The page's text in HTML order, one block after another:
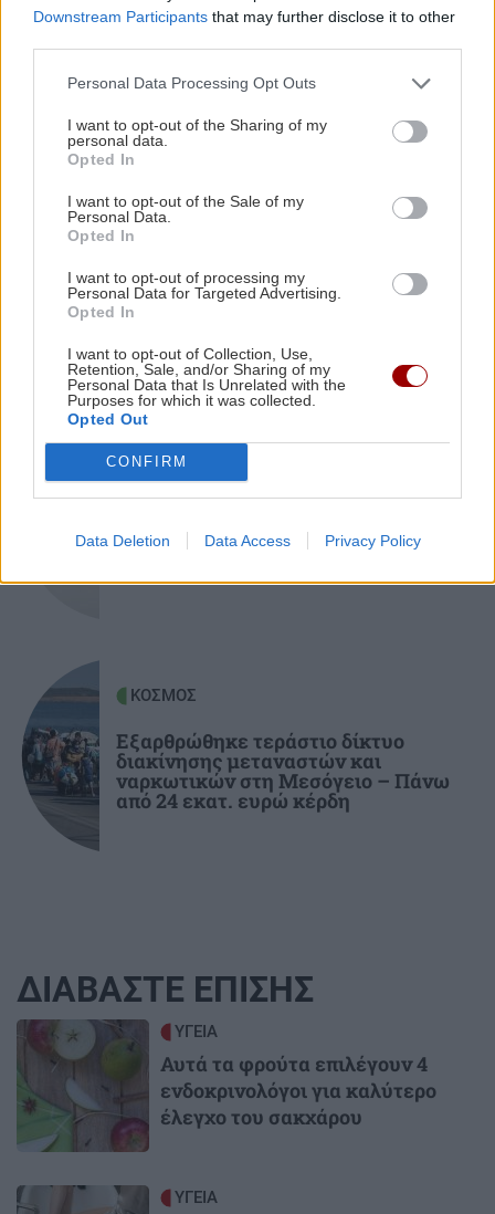
Downstream Participants that may further disclose it to other
Personal Data Processing Opt Outs
I want to opt-out of the Sharing of my
personal data.
Opted In
I want to opt-out of the Sale of my
Personal Data.
Opted In
I want to opt-out of processing my
Personal Data for Targeted Advertising.
Opted In
I want to opt-out of Collection, Use,
Retention, Sale, and/or Sharing of my
Personal Data that Is Unrelated with the
Purposes for which it was collected.
Opted Out
CONFIRM
Data Deletion Data Access Privacy Policy
21:35
ΚΟΣΜΟΣ
Το ταξίδι με το τρένο που θα σας μείνει
ΚΟΣΜΟΣ
Ιταλία: Τα ελαιοτριβεία ενώνονται να
αντιμετωπίσουν την κρίση
21:14
ΟΜΟΡΦΙΑ
Ρωσικό πεντικιούρ: Χωρίς σταγόνα νερό - Η
άνυδρη μέθοδος που κάνει τα πέλματα
βελούδινα (χωρίς ξύστρες και πόνο)
21:00
GOSSIP - LIFESTYLE
Η Ελένη Βουλγαράκη διαψεύδει τον χωρισμό
της με τον Φώτη Ιωαννίδη
Ο Τζέιμς Κάμερον φαίνεται έτοιμος
ΕΠΙΣΤΗΜΗ
Έφτιαξε ηλιακό γιοτ με $20.000 και
διένυσε 3.000 ναυτικά μίλια χωρίς
στάλα καυσίμου!
ΣΠΙΤΙ
ανησυχήσουμε
ΚΟΣΜΟΣ
Εξαρθρώθηκε τεράστιο δίκτυο
διακίνησης μεταναστών και
ναρκωτικών στη Μεσόγειο – Πάνω
από 24 εκατ. ευρώ κέρδη
ΔΙΑΒΑΣΤΕ ΕΠΙΣΗΣ
Image ΥΓΕΙΑ
Αυτά τα φρούτα επιλέγουν 4
ενδοκρινολόγοι για καλύτερο
έλεγχο του σακχάρου
Image ΥΓΕΙΑ